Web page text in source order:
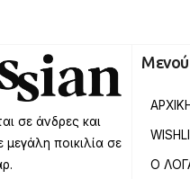
σε άνδρες και
ποικιλία σε
Μενού
ΑΡΧΙΚΗ
Ο